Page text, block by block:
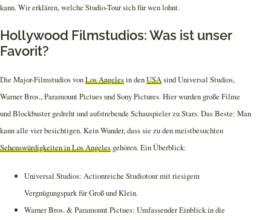
kann. Wir erklären, welche Studio-Tour sich für wen lohnt.
Hollywood Filmstudios: Was ist unser
Favorit?
Die Major-Filmstudios vonLos Angelesin denUSAsind Universal Studios,
Warner Bros., Paramount Pictues und Sony Pictures. Hier wurden große Filme
und Blockbuster gedreht und aufstrebende Schauspieler zu Stars. Das Beste: Man
kann alle vier besichtigen. Kein Wunder, dass sie zu den meistbesuchten
Sehenswürdigkeiten in Los Angeles gehören. Ein Überblick:
Universal Studios: Actionreiche Studiotour mit riesigem
Vergnügungspark für Groß und Klein.
Warner Bros. & Paramount Pictues: Umfassender Einblick in die